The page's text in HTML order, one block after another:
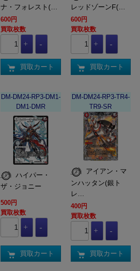
ナ・フォレスト(…
600円
買取枚数
買取カート
レッドゾーンF(…
600円
買取枚数
買取カート
DM-DM24-RP3-DM1-
DM1-DMR
ハイパー・
ザ・ジョニー
500円
買取枚数
買取カート
DM-DM24-RP3-TR4-
TR9-SR
ンハッタン(銀ト
レ…
400円
買取枚数
買取カート